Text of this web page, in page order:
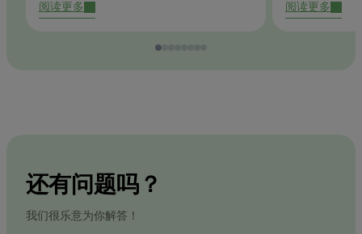
阅读更多 阅读更多
还有问题吗？
我们很乐意为你解答！